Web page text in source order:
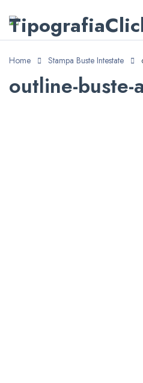
Home Stampa Buste Intestate
outline-buste-